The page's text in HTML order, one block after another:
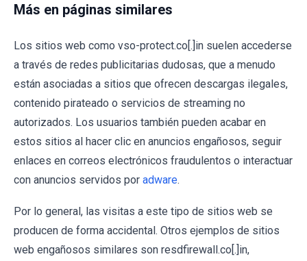
Más en páginas similares
Los sitios web como vso-protect.co[.]in suelen accederse
a través de redes publicitarias dudosas, que a menudo
están asociadas a sitios que ofrecen descargas ilegales,
contenido pirateado o servicios de streaming no
autorizados. Los usuarios también pueden acabar en
estos sitios al hacer clic en anuncios engañosos, seguir
enlaces en correos electrónicos fraudulentos o interactuar
con anuncios servidos por adware.
Por lo general, las visitas a este tipo de sitios web se
producen de forma accidental. Otros ejemplos de sitios
web engañosos similares son resdfirewall.co[.]in,